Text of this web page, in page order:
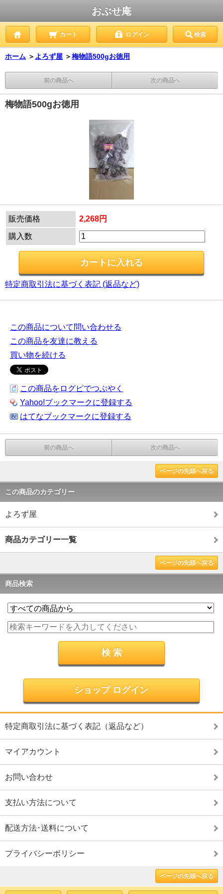
おぶせ庵
カート ログイン 検索
ホーム ＞ よろず屋 ＞梅物語500gお徳用
前の商品へ 次の商品へ
梅物語500gお徳用
販売価格 2,268円
購入数
特定商取引法に基づく表記 (返品など)
この商品について問い合わせる
この商品を友達に教える
買い物を続ける
この商品をログピでつぶやく
Yahoo!ブックマークに登録する
はてなブックマークに登録する
前の商品へ 次の商品へ
ページの先頭へ戻る
この商品のカテゴリー
よろず屋
商品カテゴリー一覧
ページの先頭へ戻る
商品検索
ショップ ログイン
特定商取引法に基づく表記（返品など）
マイアカウント
お問い合わせ
支払い方法について
配送方法･送料について
プライバシーポリシー
ページの先頭へ戻る